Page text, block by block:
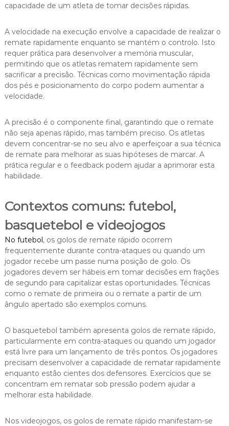
capacidade de um atleta de tomar decisões rápidas.
A velocidade na execução envolve a capacidade de realizar o
remate rapidamente enquanto se mantém o controlo. Isto
requer prática para desenvolver a memória muscular,
permitindo que os atletas rematem rapidamente sem
sacrificar a precisão. Técnicas como movimentação rápida
dos pés e posicionamento do corpo podem aumentar a
velocidade.
A precisão é o componente final, garantindo que o remate
não seja apenas rápido, mas também preciso. Os atletas
devem concentrar-se no seu alvo e aperfeiçoar a sua técnica
de remate para melhorar as suas hipóteses de marcar. A
prática regular e o feedback podem ajudar a aprimorar esta
habilidade.
Contextos comuns: futebol,
basquetebol e videojogos
No futebol, os golos de remate rápido ocorrem
frequentemente durante contra-ataques ou quando um
jogador recebe um passe numa posição de golo. Os
jogadores devem ser hábeis em tomar decisões em frações
de segundo para capitalizar estas oportunidades. Técnicas
como o remate de primeira ou o remate a partir de um
ângulo apertado são exemplos comuns.
O basquetebol também apresenta golos de remate rápido,
particularmente em contra-ataques ou quando um jogador
está livre para um lançamento de três pontos. Os jogadores
precisam desenvolver a capacidade de rematar rapidamente
enquanto estão cientes dos defensores. Exercícios que se
concentram em rematar sob pressão podem ajudar a
melhorar esta habilidade.
Nos videojogos, os golos de remate rápido manifestam-se